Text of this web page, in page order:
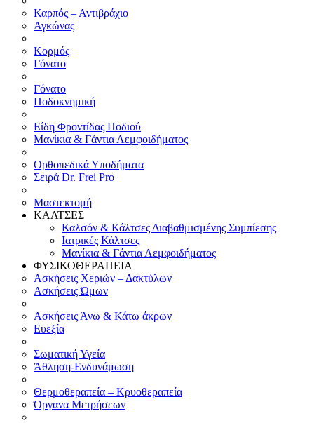
Καρπός – Αντιβράχιο
Αγκώνας
Κορμός
Γόνατο
Γόνατο
Ποδοκνημική
Είδη Φροντίδας Ποδιού
Μανίκια & Γάντια Λεμφοιδήματος
Ορθοπεδικά Υποδήματα
Σειρά Dr. Frei Pro
Μαστεκτομή
ΚΑΛΤΣΕΣ
Καλσόν & Κάλτσες Διαβαθμισμένης Συμπίεσης
Ιατρικές Κάλτσες
Μανίκια & Γάντια Λεμφοιδήματος
ΦΥΣΙΚΟΘΕΡΑΠΕΙΑ
Ασκήσεις Χεριών – Δακτύλων
Ασκήσεις Ώμων
Ασκήσεις Άνω & Κάτω άκρων
Ευεξία
Σωματική Υγεία
Άθληση-Ενδυνάμωση
Θερμοθεραπεία – Κρυοθεραπεία
Όργανα Μετρήσεων